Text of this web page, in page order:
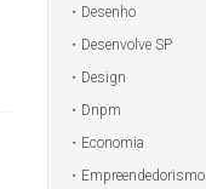
Desenho
Desenvolve SP
Design
Dnpm
Economia
Empreendedorismo